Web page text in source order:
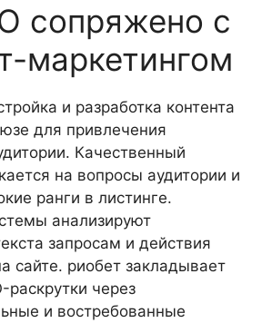
сопряжено с
маркетингом
и разработка контента
для привлечения
Качественный
на вопросы аудитории и
ранги в листинге.
анализируют
запросам и действия
сайте. риобет закладывает
раскрутки через
и востребованные